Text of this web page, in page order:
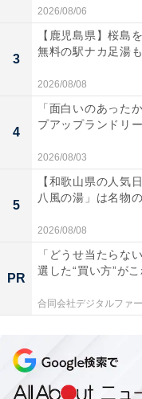
メです。もう少し華
あるお正月飾りをプ
にしてもいいですね。
玄関はもちろん、車にもし
ア）
2026/08/06
3
【鹿児島県】桜島
無料の駅ナカ足湯
2026/08/08
4
「面白いのあった
プアップランドリ
2026/08/03
5
【和歌山県の人気
八風の湯」は名物
2026/08/08
PR
「どうせ当たらな
選した“買い方”が
合同会社デジタルファ